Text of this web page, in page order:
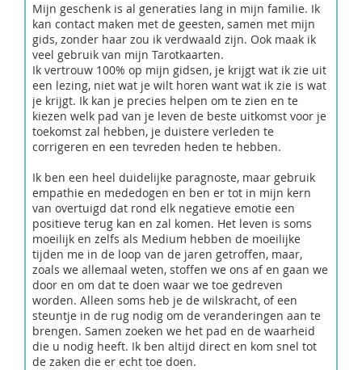
Mijn geschenk is al generaties lang in mijn familie. Ik
kan contact maken met de geesten, samen met mijn
gids, zonder haar zou ik verdwaald zijn. Ook maak ik
veel gebruik van mijn Tarotkaarten.
Ik vertrouw 100% op mijn gidsen, je krijgt wat ik zie uit
een lezing, niet wat je wilt horen want wat ik zie is wat
je krijgt. Ik kan je precies helpen om te zien en te
kiezen welk pad van je leven de beste uitkomst voor je
toekomst zal hebben, je duistere verleden te
corrigeren en een tevreden heden te hebben.
Ik ben een heel duidelijke paragnoste, maar gebruik
empathie en mededogen en ben er tot in mijn kern
van overtuigd dat rond elk negatieve emotie een
positieve terug kan en zal komen. Het leven is soms
moeilijk en zelfs als Medium hebben de moeilijke
tijden me in de loop van de jaren getroffen, maar,
zoals we allemaal weten, stoffen we ons af en gaan we
door en om dat te doen waar we toe gedreven
worden. Alleen soms heb je de wilskracht, of een
steuntje in de rug nodig om de veranderingen aan te
brengen. Samen zoeken we het pad en de waarheid
die u nodig heeft. Ik ben altijd direct en kom snel tot
de zaken die er echt toe doen.